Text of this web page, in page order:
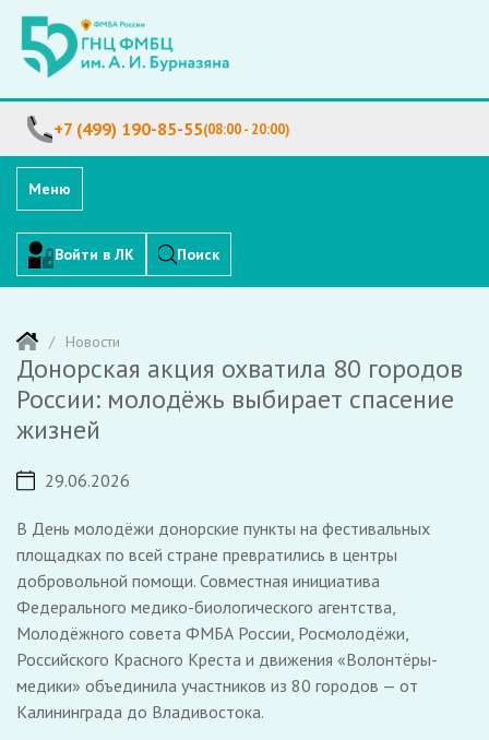
+7 (499) 190-85-55(08:00 - 20:00)
Меню
Войти в ЛК Поиск
Новости
Донорская акция охватила 80 городов
России: молодёжь выбирает спасение
жизней
29.06.2026
В День молодёжи донорские пункты на фестивальных
площадках по всей стране превратились в центры
добровольной помощи. Совместная инициатива
Федерального медико-биологического агентства,
Молодёжного совета ФМБА России, Росмолодёжи,
Российского Красного Креста и движения «Волонтёры-
медики» объединила участников из 80 городов — от
Калининграда до Владивостока.